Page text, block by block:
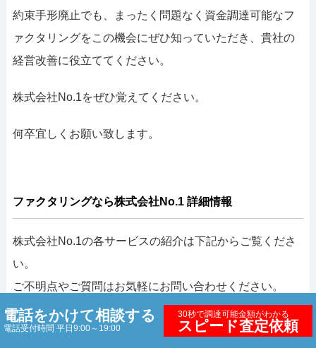
約束手形廃止でも、まったく問題なく資金調達可能なフ
ァクタリングをこの機会にぜひ知っていただき、貴社の
経営改善に役立ててください。
株式会社No.1をぜひ覚えてください。
何卒宜しくお願い致します。
ファクタリングなら株式会社No.1 詳細情報
株式会社No.1の各サービスの紹介は下記からご覧くださ
い。
ご不明点やご質問はお気軽にお問い合わせください。
・総合ファクタリングプロモーションサイト
電話をかけて相談する
電話受付時間 平日9:00～19:00
30秒で調達可能金額がわかる
スピード査定依頼